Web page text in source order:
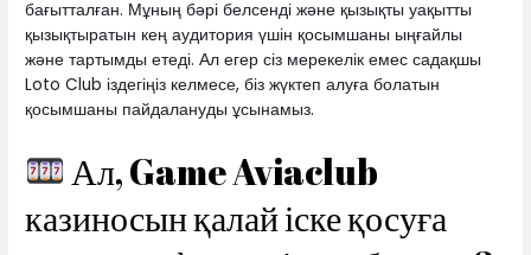
бағытталған. Мұның бәрі белсенді және қызықты уақытты
қызықтыратын кең аудитория үшін қосымшаны ыңғайлы
және тартымды етеді. Ал егер сіз мерекелік емес садақшы
Loto Club іздегіңіз келмесе, біз жүктеп алуға болатын
қосымшаны пайдалануды ұсынамыз.
Ал, Game Aviaclub
казиносын қалай іске қосуға